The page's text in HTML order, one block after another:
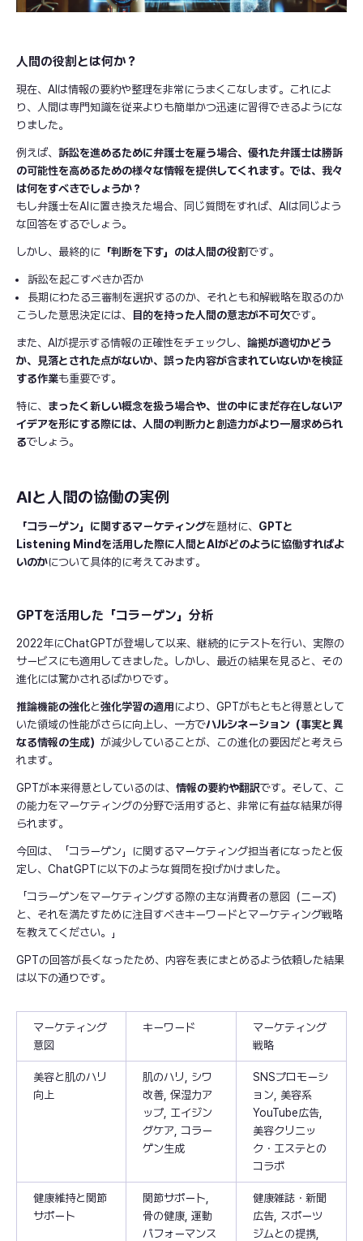
人間の役割とは何か？
現在、AIは情報の要約や整理を非常にうまくこなします。これによ
り、人間は専門知識を従来よりも簡単かつ迅速に習得できるようにな
りました。
例えば、 訴訟を進めるために弁護士を雇う場合、優れた弁護士は勝訴
の可能性を高めるための様々な情報を提供してくれます。では、我々
は何をすべきでしょうか？
もし弁護士をAIに置き換えた場合、同じ質問をすれば、AIは同じよう
な回答をするでしょう。
しかし、最終的に 「判断を下す」のは人間の役割です。
訴訟を起こすべきか否か
長期にわたる三審制を選択するのか、それとも和解戦略を取るのか
こうした意思決定には、
目的を持った人間の意志が不可欠です。
また、AIが提示する情報の正確性をチェックし、 論拠が適切かどう
か、見落とされた点がないか、誤った内容が含まれていないかを検証
する作業も重要です。
特に、 まったく新しい概念を扱う場合や、世の中にまだ存在しないア
イデアを形にする際には、人間の判断力と創造力がより一層求められ
るでしょう。
AIと人間の協働の実例
「コラーゲン」に関するマーケティングを題材に、 GPTと
Listening Mindを活用した際に人間とAIがどのように協働すればよ
いのかについて具体的に考えてみます。
GPTを活用した「コラーゲン」分析
2022年にChatGPTが登場して以来、継続的にテストを行い、実際の
サービスにも適用してきました。しかし、最近の結果を見ると、その
進化には驚かされるばかりです。
推論機能の強化と強化学習の適用により、GPTがもともと得意として
いた領域の性能がさらに向上し、一方でハルシネーション（事実と異
なる情報の生成） が減少していることが、この進化の要因だと考えら
れます。
GPTが本来得意としているのは、 情報の要約や翻訳です。そして、こ
の能力をマーケティングの分野で活用すると、非常に有益な結果が得
られます。
今回は、「コラーゲン」に関するマーケティング担当者になったと仮
定し、ChatGPTに以下のような質問を投げかけました。
「コラーゲンをマーケティングする際の主な消費者の意図（ニーズ）
と、それを満たすために注目すべきキーワードとマーケティング戦略
を教えてください。」
GPTの回答が長くなったため、内容を表にまとめるよう依頼した結果
は以下の通りです。
マーケティング
意図
キーワード
マーケティング
戦略
美容と肌のハリ
向上
肌のハリ, シワ
改善, 保湿力ア
ップ, エイジン
グケア, コラー
ゲン生成
SNSプロモーシ
ョン, 美容系
YouTube広告,
美容クリニッ
ク・エステとの
コラボ
健康維持と関節
サポート
関節サポート,
骨の健康, 運動
パフォーマンス
健康雑誌・新聞
広告, スポーツ
ジムとの提携,